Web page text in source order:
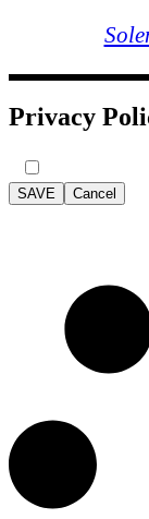
Privacy
SAVE Cancel